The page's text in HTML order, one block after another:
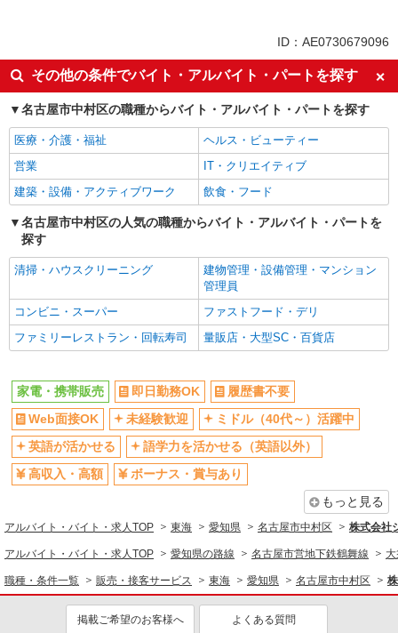
英語が活かせる
ボーナス・賞与あり
日払い
車通勤OK
交通費支給
社会保険あり
社員登用あり
ID：AE0730679096
その他の条件でバイト・アルバイト・パートを探す
名古屋市中村区の職種からバイト・アルバイト・パートを探す
医療・介護・福祉
ヘルス・ビューティー
営業
IT・クリエイティブ
建築・設備・アクティブワーク
飲食・フード
名古屋市中村区の人気の職種からバイト・アルバイト・パートを
探す
清掃・ハウスクリーニング
建物管理・設備管理・マンション
管理員
コンビニ・スーパー
ファストフード・デリ
ファミリーレストラン・回転寿司
量販店・大型SC・百貨店
家電・携帯販売 即日勤務OK
履歴書不要
Web面接OK
未経験歓迎
ミドル（40代～）活躍中
英語が活かせる
語学力を活かせる（英語以外）
高収入・高額
ボーナス・賞与あり
もっと見る
アルバイト・バイト・求人TOP 東海 愛知県 名古屋市中村区 株式会社
アルバイト・バイト・求人TOP 愛知県の路線 名古屋市営地下鉄鶴舞線
職種・条件一覧 販売・接客サービス 東海 愛知県 名古屋市中村区
掲載ご希望のお客様へ よくある質問